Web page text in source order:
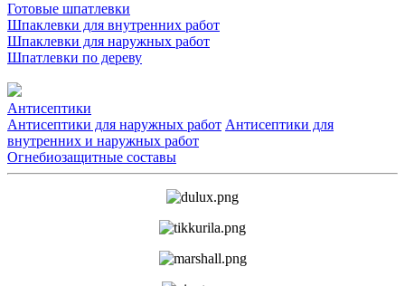
Готовые шпатлевки
Шпаклевки для внутренних работ
Шпаклевки для наружных работ
Шпатлевки по дереву
Антисептики
Антисептики для наружных работ Антисептики для
внутренних и наружных работ
Огнебиозащитные составы